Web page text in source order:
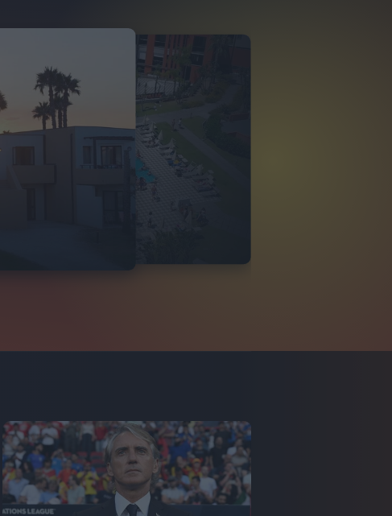
ITALIA
BAIA DI TINDARI 2026